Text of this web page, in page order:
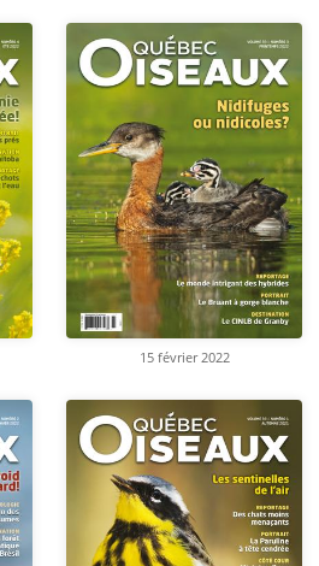
15 février 2022